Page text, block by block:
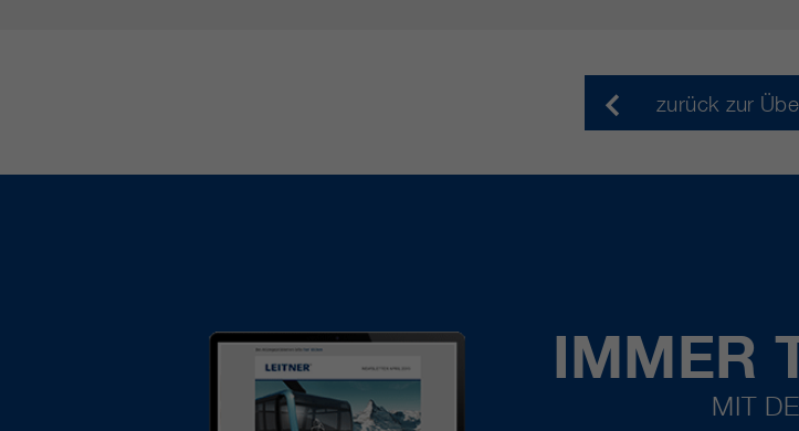
zurück zur
IMMER
MIT